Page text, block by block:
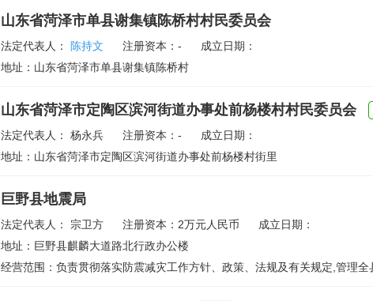
山东省菏泽市单县谢集镇陈桥村村民委员会
法定代表人： 陈持文 注册资本：-
成立日期：
地址：山东省菏泽市单县谢集镇陈桥村
山东省菏泽市定陶区滨河街道办事处前杨楼村村民委员会
法定代表人：杨永兵 注册资本：-
成立日期：
地址：山东省菏泽市定陶区滨河街道办事处前杨楼村街里
巨野县地震局
法定代表人： 宗卫方 注册资本：2万元人民币
成立日期：
地址：巨野县麒麟大道路北行政办公楼
经营范围：负责贯彻落实防震减灾工作方针、政策、法规及有关规定,管理